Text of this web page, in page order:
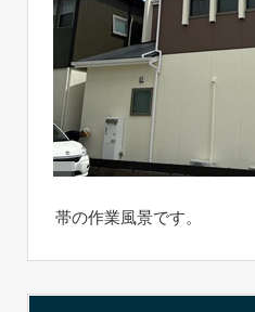
帯の作業風景です。